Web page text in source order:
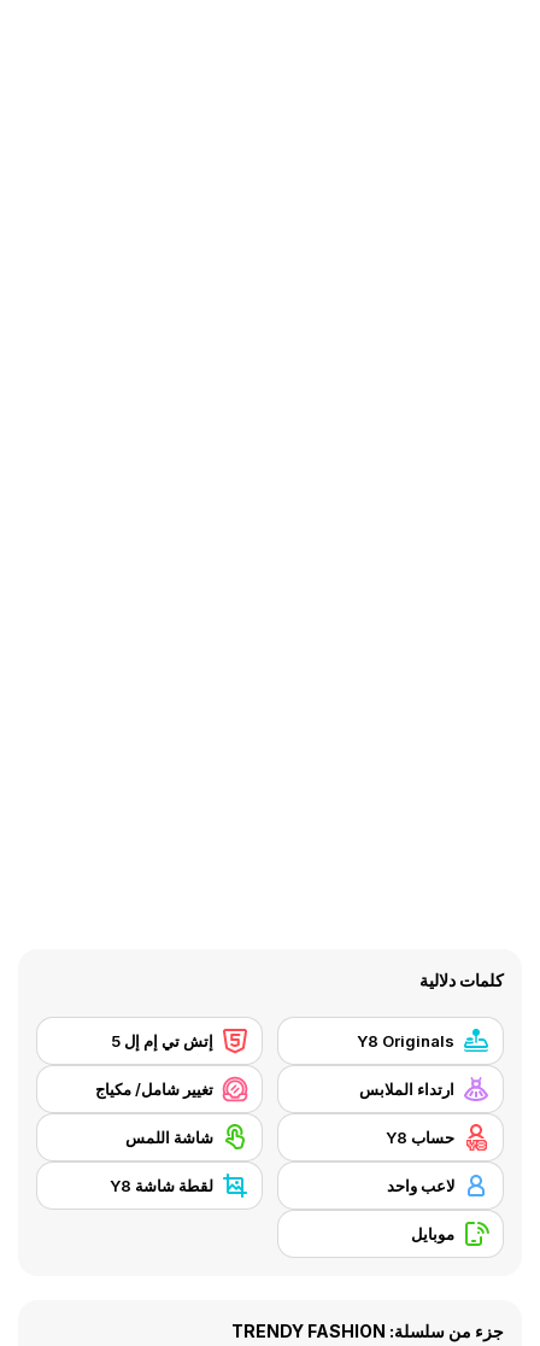
كلمات دلالية
Y8 Originals إتش تي إم إل 5
ارتداء الملابس تغيير شامل/ مكياج
حساب Y8 شاشة اللمس
لاعب واحد لقطة شاشة Y8
موبايل
جزء من سلسلة: TRENDY FASHION